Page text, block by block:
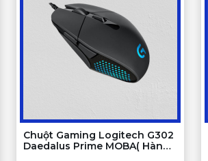
Chuột Gaming Logitech G302
Daedalus Prime MOBA( Hàng